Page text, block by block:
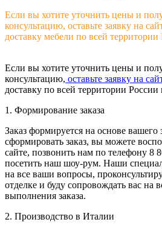
Если вы хотите уточнить цены и
консультацию, оставьте заявку на
доставку мебели по всей территории
Если вы хотите уточнить цены и
консультацию, оставьте заявку на
доставку по всей территории
1. Формирование заказа
Заказ формируется на основе вашего
сформировать заказ, вы можете
сайте, позвонить нам по телефону 8
посетить наш шоу-рум. Наши
на все ваши вопросы,
отделке и буду сопровождать вас на
выполнения заказа.
2. Производство в Италии